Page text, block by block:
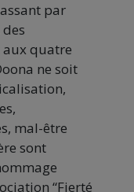
par
aux quatre
ne soit
mal-être
sont
“Fierté